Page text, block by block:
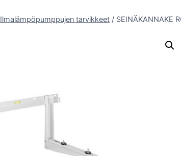
Ilmalämpöpumppujen tarvikkeet / SEINÄKANNAKE